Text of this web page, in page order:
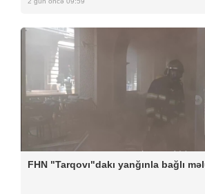
FHN "Tarqovı"dakı yanğınla bağlı